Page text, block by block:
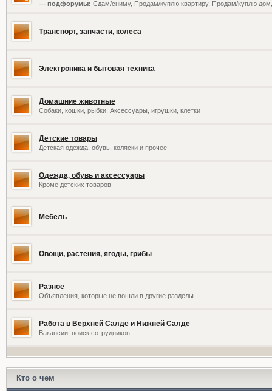
— подфорумы: Сдам/сниму, Продам/куплю квартиру, Продам/куплю
Транспорт, запчасти, колеса
Электроника и бытовая техника
Домашние животные
Собаки, кошки, рыбки. Аксессуары, игрушки, клетки
Детские товары
Детская одежда, обувь, коляски и прочее
Одежда, обувь и аксессуары
Кроме детских товаров
Мебель
Овощи, растения, ягоды, грибы
Разное
Объявления, которые не вошли в другие разделы
Работа в Верхней Салде и Нижней Салде
Вакансии, поиск сотрудников
Кто о чем